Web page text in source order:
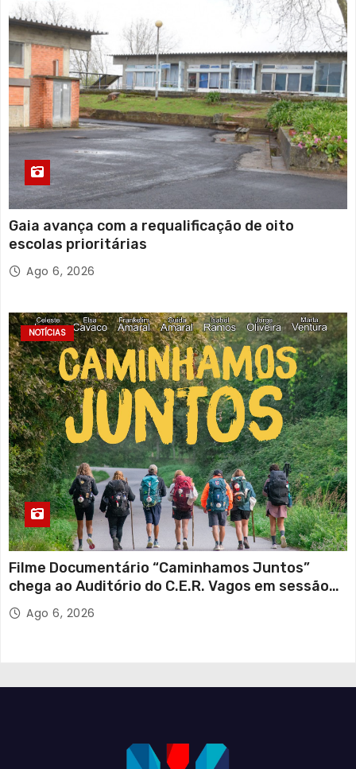
Gaia avança com a requalificação de oito
escolas prioritárias
Ago 6, 2026
NOTÍCIAS
Filme Documentário “Caminhamos Juntos”
chega ao Auditório do C.E.R. Vagos em sessão
solidária
Ago 6, 2026